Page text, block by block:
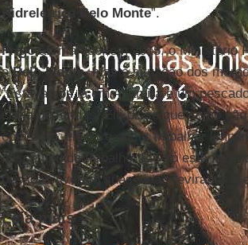
Hidrelétrica Belo Monte”.
Frigoafirma que, em 2015, o Ministério
aBelo Monte, mas a situação dos
“Estávamos lá em Altamira e um
cheia de feridas. Ele disse que como
com o rio, ele teve que ir trabalhar
nesse tipo de trabalho. Ele só está
pessoas tiveram suas vidas reviradas e
Leia mais